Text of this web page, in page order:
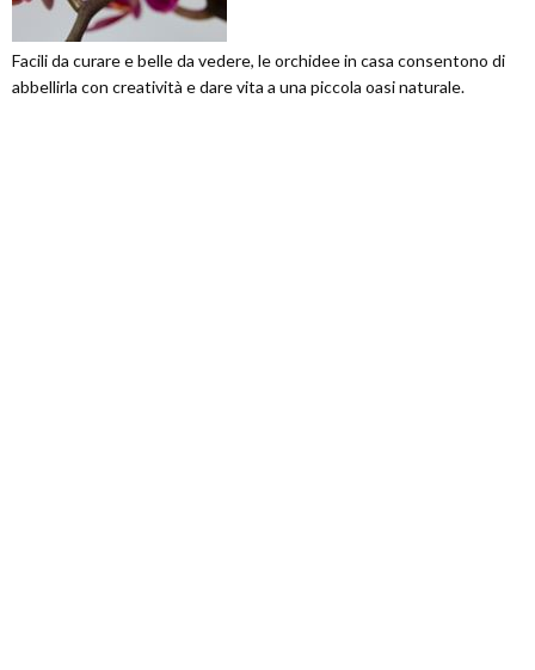
Facili da curare e belle da vedere, le orchidee in casa consentono di
abbellirla con creatività e dare vita a una piccola oasi naturale.